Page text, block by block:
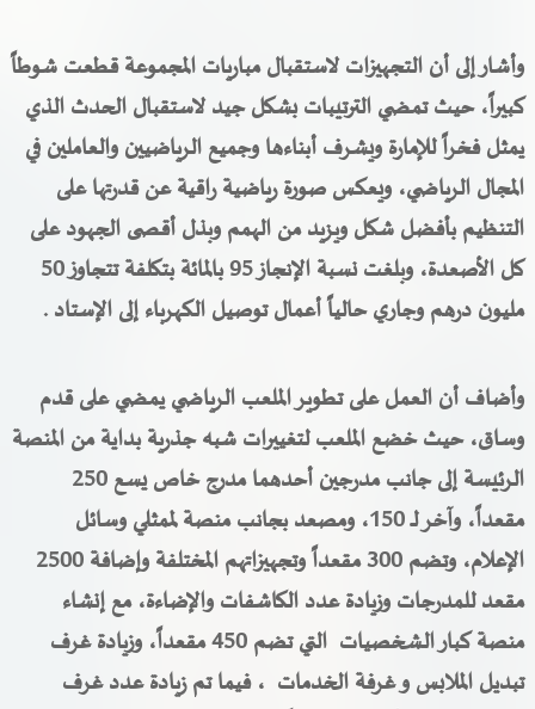
وأشار إلى أن التجهيزات لاستقبال مباريات المجموعة قطعت شوطاً
كبيراً، حيث تمضي الترتيبات بشكل جيد لاستقبال الحدث الذي
يمثل فخراً للإمارة ويشرف أبناءها وجميع الرياضيين والعاملين في
المجال الرياضي، ويعكس صورة رياضية راقية عن قدرتها على
التنظيم بأفضل شكل ويزيد من الهمم وبذل أقصى الجهود على
كل الأصعدة
، وبلغت نسبة الإنجاز 95 بالمائة بتكلفة تتجاوز 50
مليون درهم وجاري حالياً أعمال توصيل الكهرباء إلى الإستاد .
وأضاف أن العمل على تطوير الملعب الرياضي يمضي على قدم
وساق، حيث خضع الملعب لتغييرات شبه جذرية بداية من المنصة
الرئيسة إلى جانب مدرجين أحدهما مدرج خاص يسع 250
مقعداً، وآخر لـ 150، ومصعد بجانب منصة لممثلي وسائل
الإعلام، وتضم 300 مقعداً وتجهيزاتهم المختلفة وإضافة 2500
مقعد للمدرجات وزيادة عدد الكاشفات والإضاءة، مع إنشاء
منصة كبار الشخصيات التي تضم 450 مقعداً، وزيادة غرف
تبديل الملابس و غرفة الخدمات ، فيما تم زيادة عدد غرف